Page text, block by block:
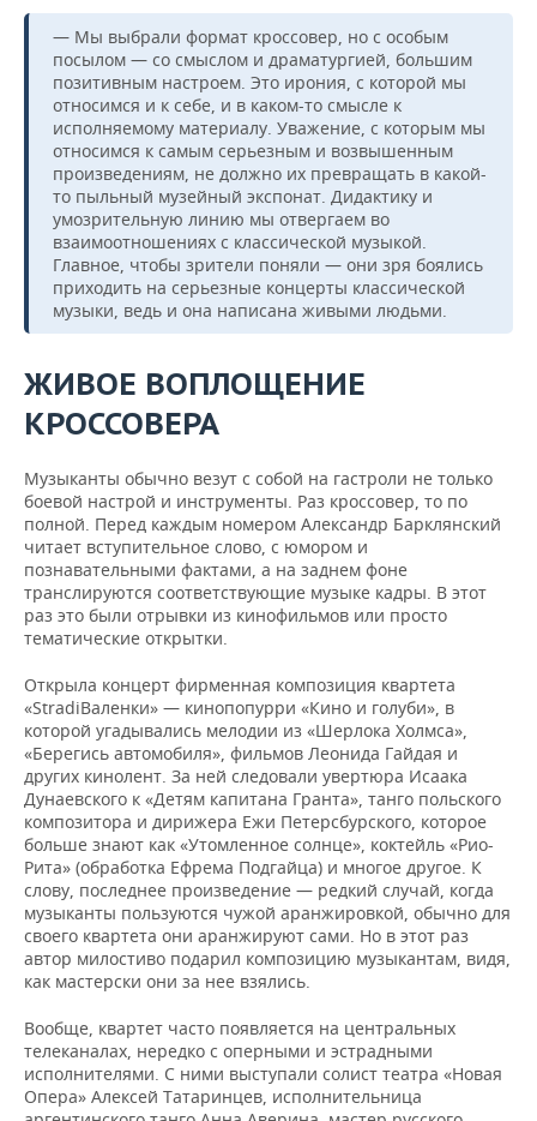
— Мы выбрали формат кроссовер, но с особым
посылом — со смыслом и драматургией, большим
позитивным настроем. Это ирония, с которой мы
относимся и к себе, и в каком-то смысле к
исполняемому материалу. Уважение, с которым мы
относимся к самым серьезным и возвышенным
произведениям, не должно их превращать в какой-
то пыльный музейный экспонат. Дидактику и
умозрительную линию мы отвергаем во
взаимоотношениях с классической музыкой.
Главное, чтобы зрители поняли — они зря боялись
приходить на серьезные концерты классической
музыки, ведь и она написана живыми людьми.
ЖИВОЕ ВОПЛОЩЕНИЕ
КРОССОВЕРА
Музыканты обычно везут с собой на гастроли не только
боевой настрой и инструменты. Раз кроссовер, то по
полной. Перед каждым номером Александр Барклянский
читает вступительное слово, с юмором и
познавательными фактами, а на заднем фоне
транслируются соответствующие музыке кадры. В этот
раз это были отрывки из кинофильмов или просто
тематические открытки.
Открыла концерт фирменная композиция квартета
«StradiВаленки» — кинопопурри «Кино и голуби», в
которой угадывались мелодии из «Шерлока Холмса»,
«Берегись автомобиля», фильмов Леонида Гайдая и
других кинолент. За ней следовали увертюра Исаака
Дунаевского к «Детям капитана Гранта», танго польского
композитора и дирижера Ежи Петерсбурского, которое
больше знают как «Утомленное солнце», коктейль «Рио-
Рита» (обработка Ефрема Подгайца) и многое другое. К
слову, последнее произведение — редкий случай, когда
музыканты пользуются чужой аранжировкой, обычно для
своего квартета они аранжируют сами. Но в этот раз
автор милостиво подарил композицию музыкантам, видя,
как мастерски они за нее взялись.
Вообще, квартет часто появляется на центральных
телеканалах, нередко с оперными и эстрадными
исполнителями. С ними выступали солист театра «Новая
Опера» Алексей Татаринцев, исполнительница